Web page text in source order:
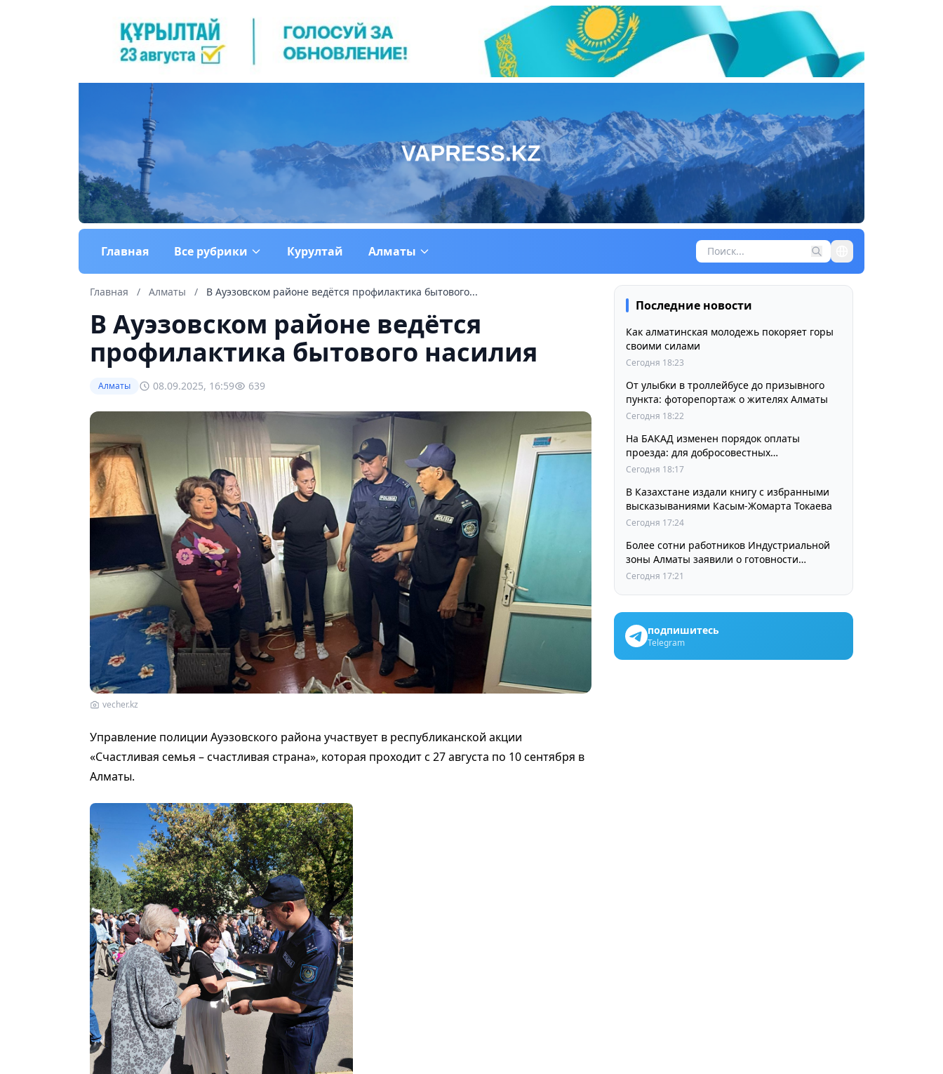
Главная Все рубрики Курултай Алматы
Главная / Алматы / В Ауэзовском районе ведётся профилактика бытового...
В Ауэзовском районе ведётся
профилактика бытового насилия
Алматы 08.09.2025, 16:59 639
vecher.kz
Управление полиции Ауэзовского района участвует в республиканской акции
«Счастливая семья – счастливая страна», которая проходит с 27 августа по 10 сентября в
Алматы.
Последние новости
Как алматинская молодежь покоряет горы
своими силами
Сегодня 18:23
От улыбки в троллейбусе до призывного
пункта: фоторепортаж о жителях Алматы
Сегодня 18:22
На БАКАД изменен порядок оплаты
проезда: для добросовестных
пользователей стоимость остается
Сегодня 18:17
В Казахстане издали книгу с избранными
высказываниями Касым-Жомарта Токаева
Сегодня 17:24
Более сотни работников Индустриальной
зоны Алматы заявили о готовности
принять участие в выборах членов
Сегодня 17:21
подпишитесь
Telegram